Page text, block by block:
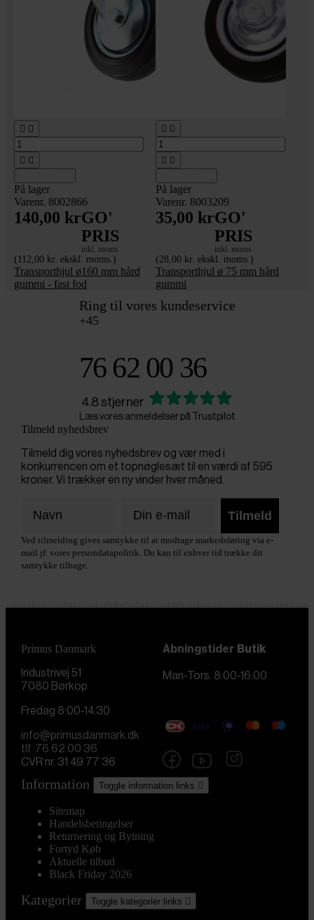
 
 
På lager
Varenr. 8002866
140,00 krGO'
PRIS
inkl. moms
(112,00 kr. ekskl. moms.)
Transporthjul ø160 mm hård
gummi - fast fod
 
 
På lager
Varenr. 8003209
35,00 krGO'
PRIS
inkl. moms
(28,00 kr. ekskl. moms.)
Transporthjul ø 75 mm hård
gummi
Ring til vores kundeservice
+45
76 62 00 36
4.8 stjerner
Læs vores anmeldelser på Trustpilot
Tilmeld nyhedsbrev
Tilmeld dig vores nyhedsbrev og vær med i
konkurrencen om et topnøglesæt til en værdi af 595
kroner. Vi trækker en ny vinder hver måned.
Tilmeld
Ved tilmelding gives samtykke til at modtage markedsføring via e-
mail jf. vores persondatapolitik. Du kan til enhver tid trække dit
samtykke tilbage.
Primus Danmark
Industrivej 51
7080 Børkop
Åbningstider Butik
Man-Tors. 8:00-16:00
Fredag 8:00-14:30
info@primusdanmark.dk
tlf. 76 62 00 36
CVR nr. 31 49 77 36
Information Toggle information links 
Sitemap
Handelsbetingelser
Returnering og Bytning
Fortyd Køb
Aktuelle tilbud
Black Friday 2026
Kategorier Toggle kategorier links 